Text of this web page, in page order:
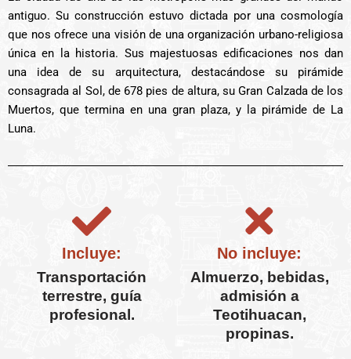
antiguo. Su construcción estuvo dictada por una cosmología
que nos ofrece una visión de una organización urbano-religiosa
única en la historia. Sus majestuosas edificaciones nos dan
una idea de su arquitectura, destacándose su pirámide
consagrada al Sol, de 678 pies de altura, su Gran Calzada de los
Muertos, que termina en una gran plaza, y la pirámide de La
Luna.
Incluye:
Transportación
terrestre, guía
profesional.
No incluye:
Almuerzo, bebidas,
admisión a
Teotihuacan,
propinas.